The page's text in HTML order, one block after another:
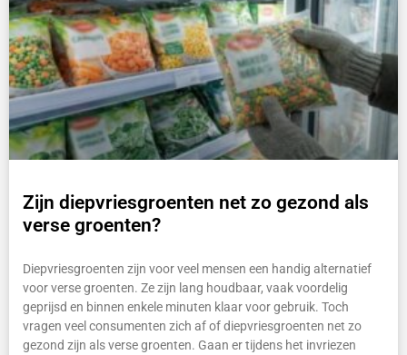
Zijn diepvriesgroenten net zo gezond als
verse groenten?
Diepvriesgroenten zijn voor veel mensen een handig alternatief
voor verse groenten. Ze zijn lang houdbaar, vaak voordelig
geprijsd en binnen enkele minuten klaar voor gebruik. Toch
vragen veel consumenten zich af of diepvriesgroenten net zo
gezond zijn als verse groenten. Gaan er tijdens het invriezen